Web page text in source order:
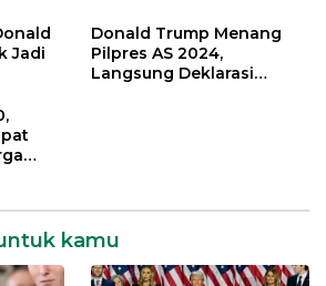
Jadi
Donald Trump Menang
Pilpres AS 2024,
Langsung Deklarasi
kamu